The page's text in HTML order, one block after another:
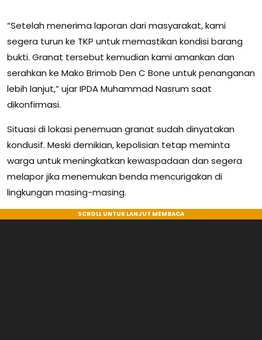
“Setelah menerima laporan dari masyarakat, kami
segera turun ke TKP untuk memastikan kondisi barang
bukti. Granat tersebut kemudian kami amankan dan
serahkan ke Mako Brimob Den C Bone untuk penanganan
lebih lanjut,” ujar IPDA Muhammad Nasrum saat
dikonfirmasi.
Situasi di lokasi penemuan granat sudah dinyatakan
kondusif. Meski demikian, kepolisian tetap meminta
warga untuk meningkatkan kewaspadaan dan segera
melapor jika menemukan benda mencurigakan di
lingkungan masing-masing.